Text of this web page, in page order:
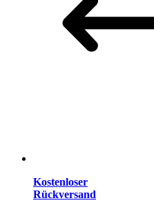
Kostenloser
Rückversand